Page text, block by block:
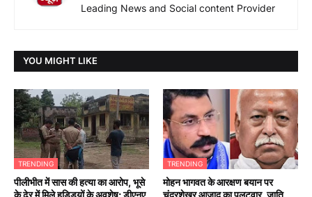
Leading News and Social content Provider
YOU MIGHT LIKE
TRENDING
पीलीभीत में सास की हत्या का आरोप, भूसे
के ढेर में मिले हड्डियों के अवशेष; डीएनए
TRENDING
मोहन भागवत के आरक्षण बयान पर
चंद्रशेखर आजाद का पलटवार, जाति